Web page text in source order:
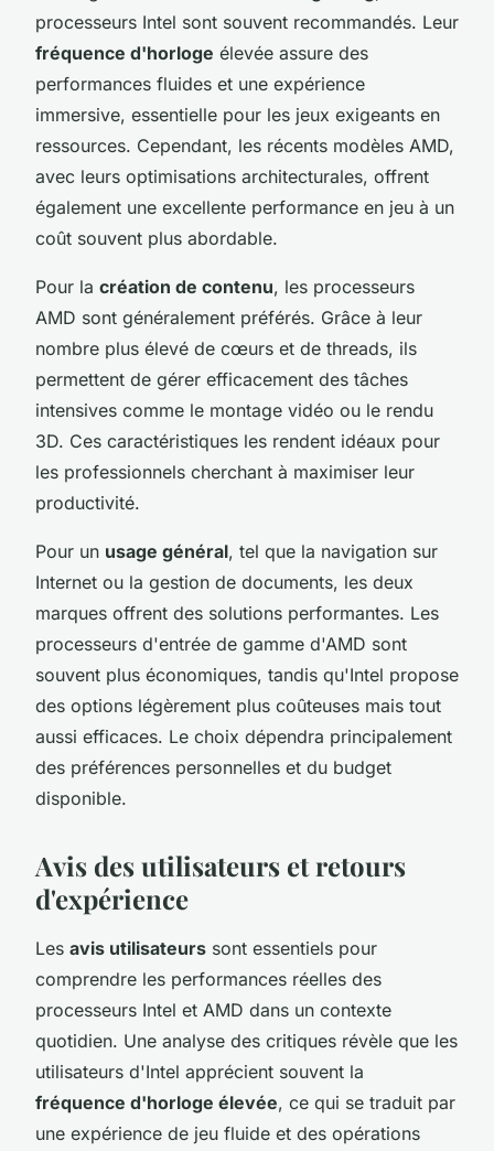
processeurs Intel sont souvent recommandés. Leur
fréquence d'horloge élevée assure des
performances fluides et une expérience
immersive, essentielle pour les jeux exigeants en
ressources. Cependant, les récents modèles AMD,
avec leurs optimisations architecturales, offrent
également une excellente performance en jeu à un
coût souvent plus abordable.
Pour la création de contenu, les processeurs
AMD sont généralement préférés. Grâce à leur
nombre plus élevé de cœurs et de threads, ils
permettent de gérer efficacement des tâches
intensives comme le montage vidéo ou le rendu
3D. Ces caractéristiques les rendent idéaux pour
les professionnels cherchant à maximiser leur
productivité.
Pour un usage général, tel que la navigation sur
Internet ou la gestion de documents, les deux
marques offrent des solutions performantes. Les
processeurs d'entrée de gamme d'AMD sont
souvent plus économiques, tandis qu'Intel propose
des options légèrement plus coûteuses mais tout
aussi efficaces. Le choix dépendra principalement
des préférences personnelles et du budget
disponible.
Avis des utilisateurs et retours
d'expérience
Les avis utilisateurs sont essentiels pour
comprendre les performances réelles des
processeurs Intel et AMD dans un contexte
quotidien. Une analyse des critiques révèle que les
utilisateurs d'Intel apprécient souvent la
fréquence d'horloge élevée, ce qui se traduit par
une expérience de jeu fluide et des opérations